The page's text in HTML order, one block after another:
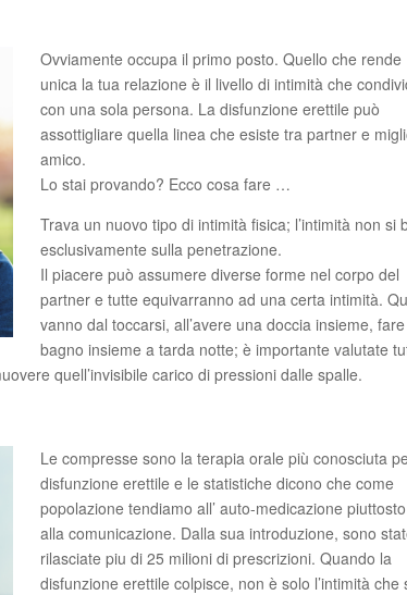
Ovviamente occupa il primo posto. Quello che rende
unica la tua relazione è il livello di intimità che
con una sola persona. La disfunzione erettile può
assottigliare quella linea che esiste tra partner e
amico.
Lo stai provando? Ecco cosa fare …
Trava un nuovo tipo di intimità fisica; l’intimità non si
esclusivamente sulla penetrazione.
Il piacere può assumere diverse forme nel corpo del
partner e tutte equivarranno ad una certa intimità.
vanno dal toccarsi, all’avere una doccia insieme,
bagno insieme a tarda notte; è importante valutate
quell’invisibile carico di pressioni dalle spalle.
Le compresse sono la terapia orale più conosciuta
disfunzione erettile e le statistiche dicono che come
popolazione tendiamo all’ auto-medicazione
alla comunicazione. Dalla sua introduzione, sono
rilasciate piu di 25 milioni di prescrizioni. Quando la
disfunzione erettile colpisce, non è solo l’intimità che